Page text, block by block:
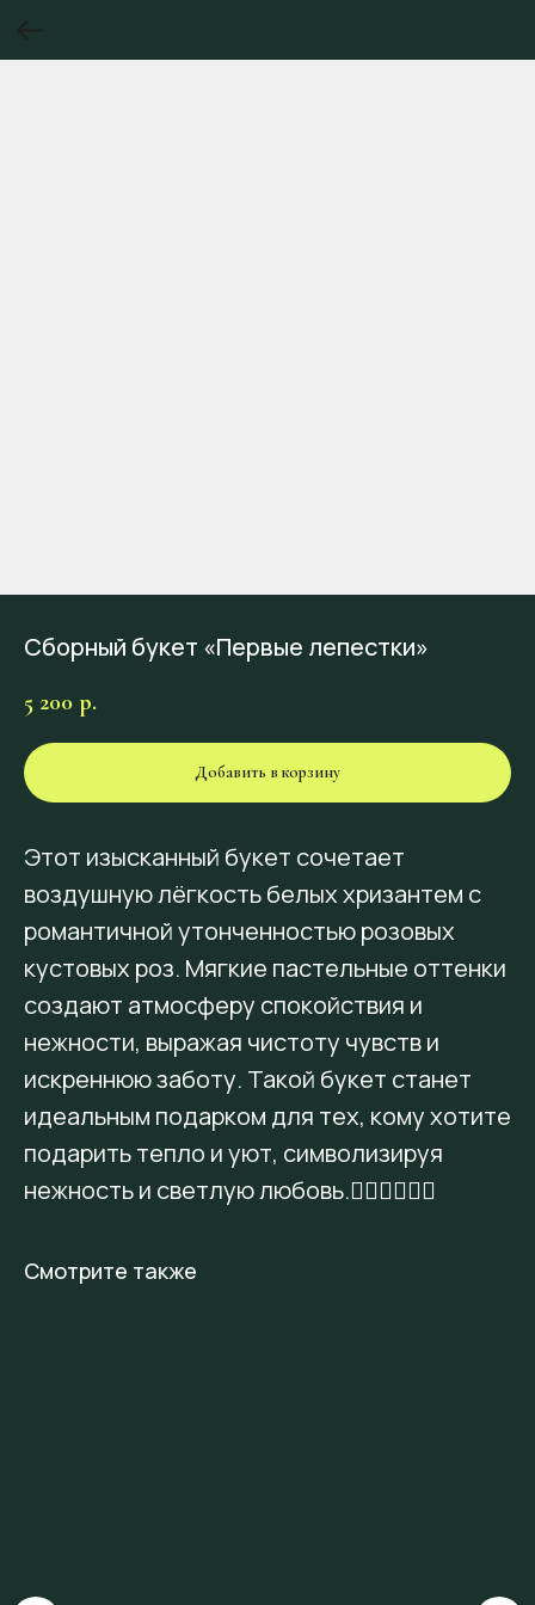
Сборный букет «Первые лепестки»
5 200 р.
Добавить в корзину
Этот изысканный букет сочетает
воздушную лёгкость белых хризантем с
романтичной утонченностью розовых
кустовых роз. Мягкие пастельные оттенки
создают атмосферу спокойствия и
нежности, выражая чистоту чувств и
искреннюю заботу. Такой букет станет
идеальным подарком для тех, кому хотите
подарить тепло и уют, символизируя
нежность и светлую любовь.👩🏻‍❤️‍💋‍👨🏻
Смотрите также